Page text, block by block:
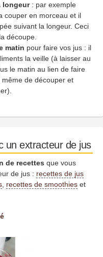
longeur: par exemple
couper en morceau et il
suivant la longeur. Ceci
découpe.
matin pour faire vos jus : il
la veille (à laisser au
le matin au lien de faire
de découper et
un extracteur de jus
de recettes que vous
de jus : recettes de jus
recettes de smoothies et